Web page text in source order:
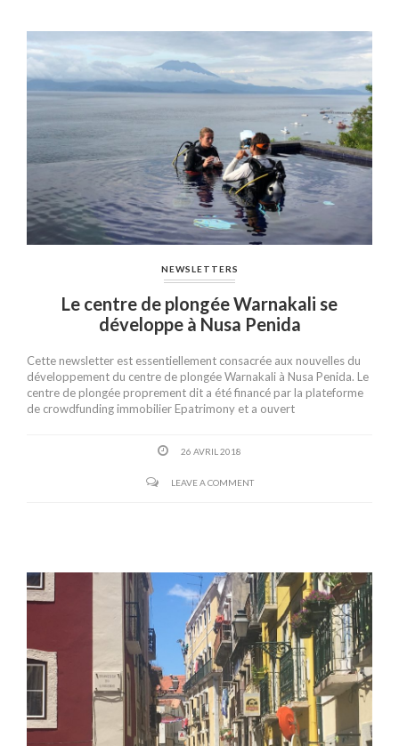
NEWSLETTERS
Le centre de plongée Warnakali se
développe à Nusa Penida
Cette newsletter est essentiellement consacrée aux nouvelles du
développement du centre de plongée Warnakali à Nusa Penida. Le
centre de plongée proprement dit a été financé par la plateforme
de crowdfunding immobilier Epatrimony et a ouvert
26 AVRIL 2018
LEAVE A COMMENT